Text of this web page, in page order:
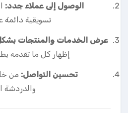
الوصول إلى عملاء جدد:
تسويقية دائمة على
عرض الخدمات والمنتجات
إظهار كل ما تقدمه
تحسين التواصل: من
والدردشة